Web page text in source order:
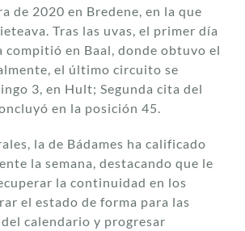
de 2020 en Bredene, en la que
Tras las uvas, el primer día
compitió en Baal, donde obtuvo el
el último circuito se
3, en Hult; Segunda cita del
en la posición 45.
la de Bádames ha calificado
la semana, destacando que le
la continuidad en los
el estado de forma para las
calendario y progresar